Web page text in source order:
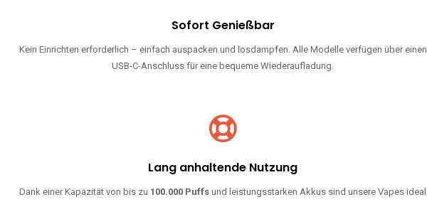
Sofort Genießbar
Kein Einrichten erforderlich – einfach auspacken und losdampfen. Alle Modelle verfügen über einen
USB-C-Anschluss für eine bequeme Wiederaufladung.
Lang anhaltende Nutzung
Dank einer Kapazität von bis zu 100.000 Puffs und leistungsstarken Akkus sind unsere Vapes ideal